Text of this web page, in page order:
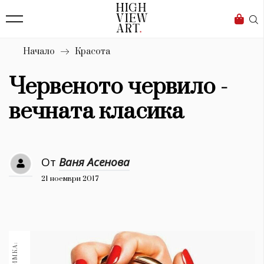
Бизнес
Мода
Dialogue
Изкуство
4340
Красота
777
Книги 1188
Начало Красота
Червеното червило -
вечната класика
От Ваня Асенова
21 ноември 2017